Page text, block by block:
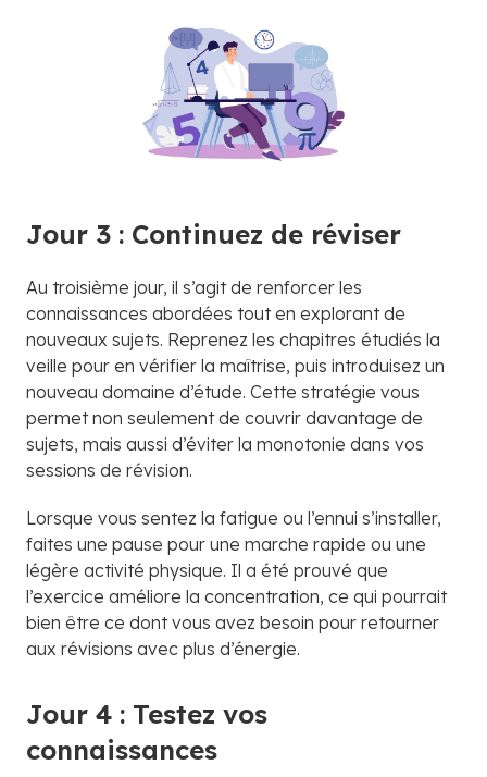
Jour 3 : Continuez de réviser
Au troisième jour, il s’agit de renforcer les
connaissances abordées tout en explorant de
nouveaux sujets. Reprenez les chapitres étudiés la
veille pour en vérifier la maîtrise, puis introduisez un
nouveau domaine d’étude. Cette stratégie vous
permet non seulement de couvrir davantage de
sujets, mais aussi d’éviter la monotonie dans vos
sessions de révision.
Lorsque vous sentez la fatigue ou l’ennui s’installer,
faites une pause pour une marche rapide ou une
légère activité physique. Il a été prouvé que
l’exercice améliore la concentration, ce qui pourrait
bien être ce dont vous avez besoin pour retourner
aux révisions avec plus d’énergie.
Jour 4 : Testez vos
connaissances